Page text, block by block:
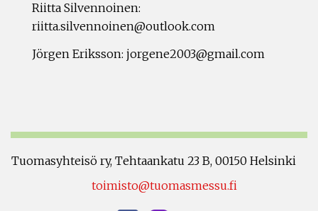
Riitta Silvennoinen:
riitta.silvennoinen@outlook.com
Jörgen Eriksson: jorgene2003@gmail.com
Tuomasyhteisö ry, Tehtaankatu 23 B, 00150 Helsinki
toimisto@tuomasmessu.fi